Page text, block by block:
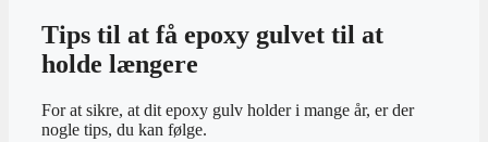
Tips til at få epoxy gulvet til at
holde længere
For at sikre, at dit epoxy gulv holder i mange år, er der
nogle tips, du kan følge.